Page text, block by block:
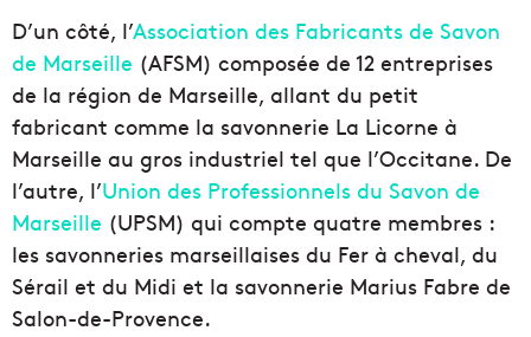
D’un côté, l’Association des Fabricants de Savon
de Marseille (AFSM) composée de 12 entreprises
de la région de Marseille, allant du petit
fabricant comme la savonnerie La Licorne à
Marseille au gros industriel tel que l’Occitane. De
l’autre, l’Union des Professionnels du Savon de
Marseille (UPSM) qui compte quatre membres :
les savonneries marseillaises du Fer à cheval, du
Sérail et du Midi et la savonnerie Marius Fabre de
Salon-de-Provence.